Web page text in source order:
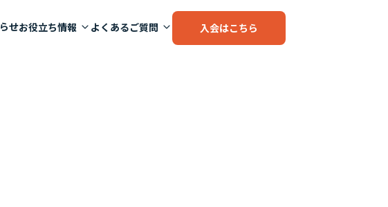
せお役立ち情報 よくあるご質問 入会はこちら